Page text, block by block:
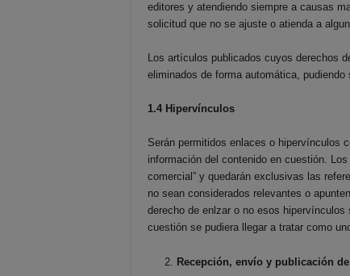
editores y atendiendo siempre a causas
solicitud que no se ajuste o atienda a
Los artículos publicados cuyos derechos
eliminados de forma automática,
1.4 Hipervínculos
Serán permitidos enlaces o hipervínculos
información del contenido en cuestión.
comercial” y quedarán exclusivas las
no sean considerados relevantes o
derecho de enlzar o no esos
cuestión se pudiera llegar a tratar como
Recepción, envío y publicación